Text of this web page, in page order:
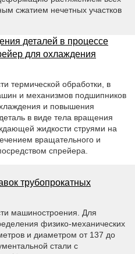
сжатием нечетных участков
деталей в процессе
для охлаждения
термической обработки, в
и механизмов подшипников
и повышения
в виде тела вращения
жидкости струями на
вращательного и
спрейера.
трубопрокатных
машиностроения. Для
физико-механических
и диаметром от 137 до
стали с